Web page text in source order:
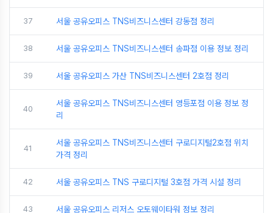
37 서울 공유오피스 TNS비즈니스센터 강동점 정리
38 서울 공유오피스 TNS비즈니스센터 송파점 이용 정보 정리
39 서울 공유오피스 가산 TNS비즈니스센터 2호점 정리
40
서울 공유오피스 TNS비즈니스센터 영등포점 이용 정보 정
리
41
서울 공유오피스 TNS비즈니스센터 구로디지털2호점 위치
가격 정리
42 서울 공유오피스 TNS 구로디지털 3호점 가격 시설 정리
43 서울 공유오피스 리저스 오토웨이타워 정보 정리